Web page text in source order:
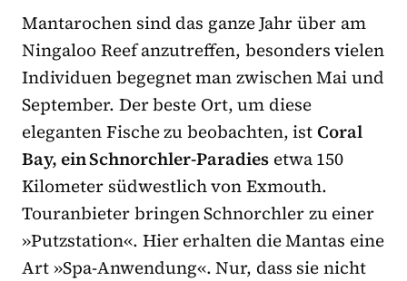
Mantarochen sind das ganze Jahr über am
Ningaloo Reef anzutreffen, besonders vielen
Individuen begegnet man zwischen Mai und
September. Der beste Ort, um diese
eleganten Fische zu beobachten, istCoral
Bay, ein Schnorchler-Paradies etwa 150
Kilometer südwestlich von Exmouth.
Touranbieter bringen Schnorchler zu einer
»Putzstation«. Hier erhalten die Mantas eine
Art »Spa-Anwendung«. Nur, dass sie nicht